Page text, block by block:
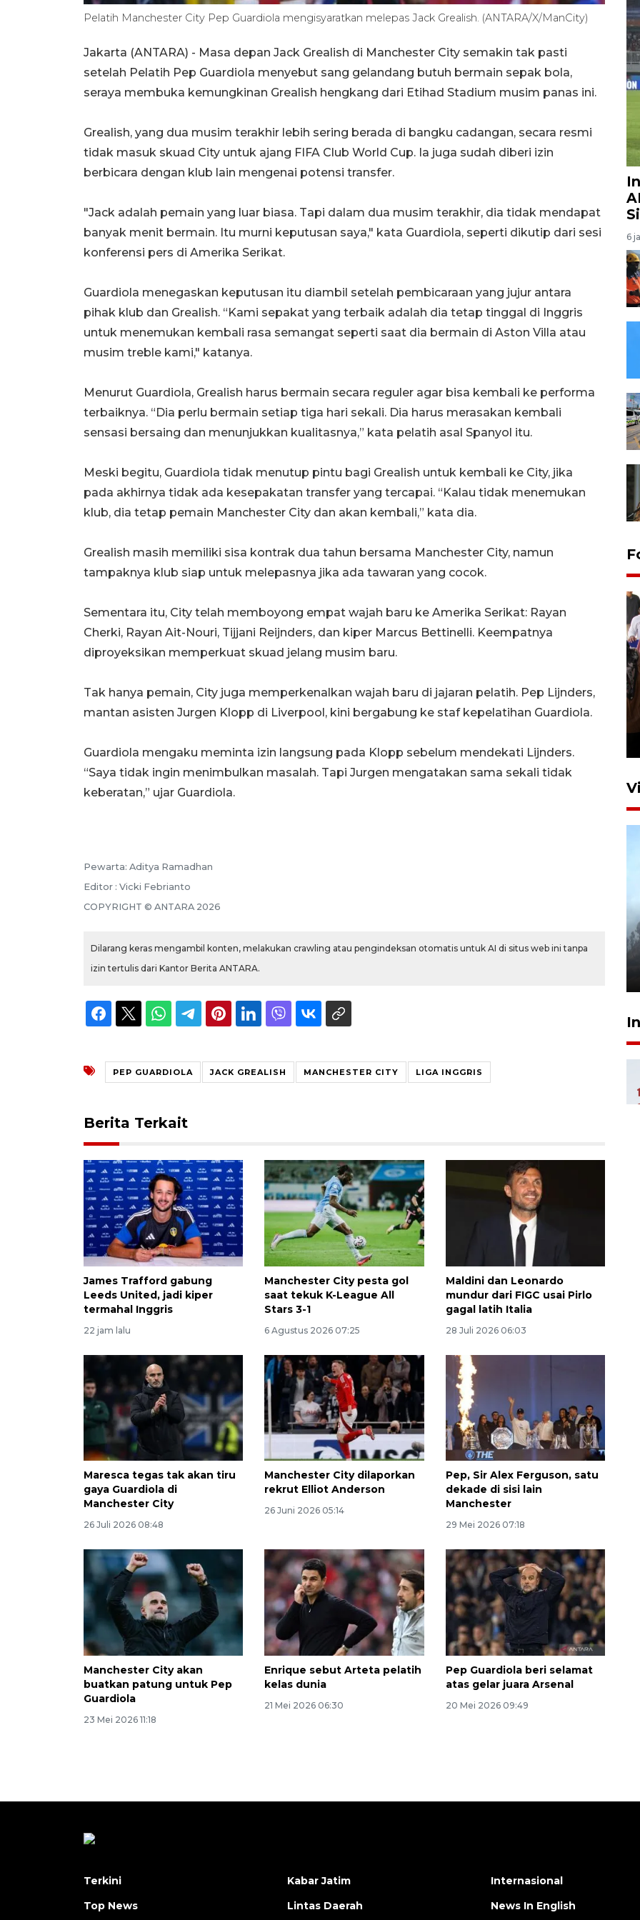
Pelatih Manchester City Pep Guardiola mengisyaratkan melepas Jack Grealish. (ANTARA/X/ManCity)
Jakarta (ANTARA) - Masa depan Jack Grealish di Manchester City semakin tak pasti
setelah Pelatih Pep Guardiola menyebut sang gelandang butuh bermain sepak bola,
seraya membuka kemungkinan Grealish hengkang dari Etihad Stadium musim panas ini.
Grealish, yang dua musim terakhir lebih sering berada di bangku cadangan, secara resmi
tidak masuk skuad City untuk ajang FIFA Club World Cup. Ia juga sudah diberi izin
berbicara dengan klub lain mengenai potensi transfer.
"Jack adalah pemain yang luar biasa. Tapi dalam dua musim terakhir, dia tidak mendapat
banyak menit bermain. Itu murni keputusan saya," kata Guardiola, seperti dikutip dari sesi
konferensi pers di Amerika Serikat.
Guardiola menegaskan keputusan itu diambil setelah pembicaraan yang jujur antara
pihak klub dan Grealish. “Kami sepakat yang terbaik adalah dia tetap tinggal di Inggris
untuk menemukan kembali rasa semangat seperti saat dia bermain di Aston Villa atau
musim treble kami," katanya.
Menurut Guardiola, Grealish harus bermain secara reguler agar bisa kembali ke performa
terbaiknya. “Dia perlu bermain setiap tiga hari sekali. Dia harus merasakan kembali
sensasi bersaing dan menunjukkan kualitasnya,” kata pelatih asal Spanyol itu.
Meski begitu, Guardiola tidak menutup pintu bagi Grealish untuk kembali ke City, jika
pada akhirnya tidak ada kesepakatan transfer yang tercapai. “Kalau tidak menemukan
klub, dia tetap pemain Manchester City dan akan kembali,” kata dia.
Grealish masih memiliki sisa kontrak dua tahun bersama Manchester City, namun
tampaknya klub siap untuk melepasnya jika ada tawaran yang cocok.
Sementara itu, City telah memboyong empat wajah baru ke Amerika Serikat: Rayan
Cherki, Rayan Ait-Nouri, Tijjani Reijnders, dan kiper Marcus Bettinelli. Keempatnya
diproyeksikan memperkuat skuad jelang musim baru.
Tak hanya pemain, City juga memperkenalkan wajah baru di jajaran pelatih. Pep Lijnders,
mantan asisten Jurgen Klopp di Liverpool, kini bergabung ke staf kepelatihan Guardiola.
Guardiola mengaku meminta izin langsung pada Klopp sebelum mendekati Lijnders.
“Saya tidak ingin menimbulkan masalah. Tapi Jurgen mengatakan sama sekali tidak
keberatan,” ujar Guardiola.
Pewarta: Aditya Ramadhan
Editor : Vicki Febrianto
COPYRIGHT © ANTARA 2026
Dilarang keras mengambil konten, melakukan crawling atau pengindeksan otomatis untuk AI di situs web ini tanpa
izin tertulis dari Kantor Berita ANTARA.
PEP GUARDIOLA JACK GREALISH MANCHESTER CITY LIGA INGGRIS
Berita Terkait
James Trafford gabung
Leeds United, jadi kiper
termahal Inggris
22 jam lalu
Manchester City pesta gol
saat tekuk K-League All
Stars 3-1
6 Agustus 2026 07:25
Maldini dan Leonardo
mundur dari FIGC usai Pirlo
gagal latih Italia
28 Juli 2026 06:03
Maresca tegas tak akan tiru
gaya Guardiola di
Manchester City
26 Juli 2026 08:48
Manchester City dilaporkan
rekrut Elliot Anderson
26 Juni 2026 05:14
Pep, Sir Alex Ferguson, satu
dekade di sisi lain
Manchester
29 Mei 2026 07:18
Manchester City akan
buatkan patung untuk Pep
Guardiola
23 Mei 2026 11:18
Enrique sebut Arteta pelatih
kelas dunia
21 Mei 2026 06:30
Pep Guardiola beri selamat
atas gelar juara Arsenal
20 Mei 2026 09:49
6
Persebaya juara Piala
Presiden 2026
kebakaran Bromo
Ekonomi triwulan II-2026
tumbuh 5,29 persen
2026-08-06 18:45:00
Terkini
Top News
Kabar Jatim
Lintas Daerah
Internasional
News In English